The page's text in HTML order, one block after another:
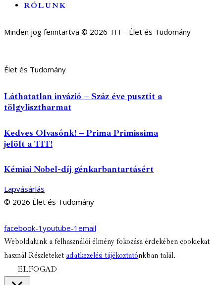
RÓLUNK
Minden jog fenntartva © 2026 TIT - Élet és Tudomány
Élet és Tudomány
Láthatatlan invázió – Száz éve pusztít a
tölgylisztharmat
Kedves Olvasónk! – Prima Primissima
jelölt a TIT!
Kémiai Nobel-díj génkarbantartásért
Lapvásárlás
© 2026 Élet és Tudomány
facebook-1 youtube-1 email
Weboldalunk a felhasználói élmény fokozása érdekében cookiekat
használ Részleteket adatkezelési tájékoztatónkban talál.
ELFOGAD